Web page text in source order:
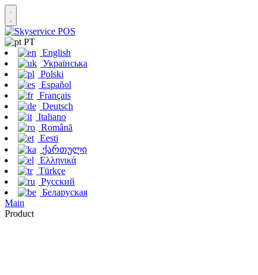
PT
English
Українська
Polski
Español
Français
Deutsch
Italiano
Română
Eesti
ქართული
Ελληνικά
Türkçe
Русский
Беларуская
Main
Product